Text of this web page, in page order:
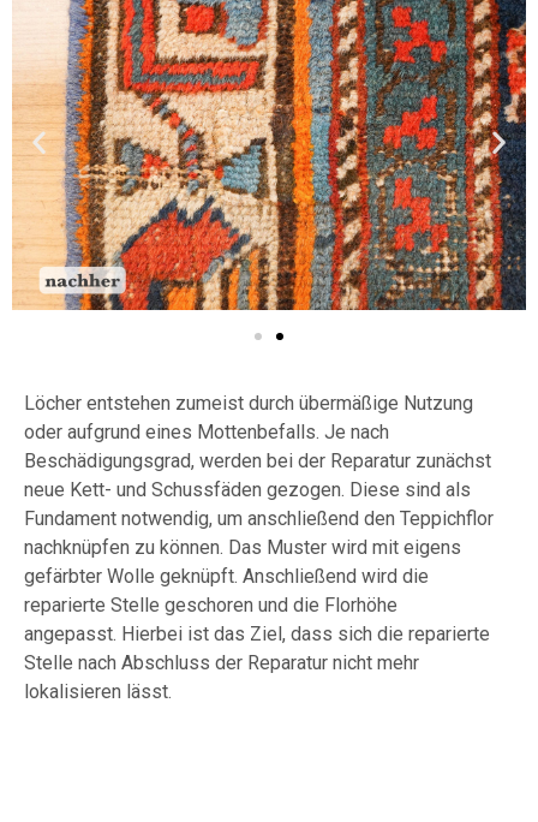
Löcher entstehen zumeist durch übermäßige Nutzung
oder aufgrund eines Mottenbefalls. Je nach
Beschädigungsgrad, werden bei der Reparatur zunächst
neue Kett- und Schussfäden gezogen. Diese sind als
Fundament notwendig, um anschließend den Teppichflor
nachknüpfen zu können. Das Muster wird mit eigens
gefärbter Wolle geknüpft. Anschließend wird die
reparierte Stelle geschoren und die Florhöhe
angepasst. Hierbei ist das Ziel, dass sich die reparierte
Stelle nach Abschluss der Reparatur nicht mehr
lokalisieren lässt.